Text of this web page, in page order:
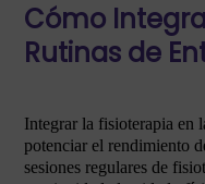
Cómo
Rutinas de
Integrar la fisioterapia en
potenciar el rendimiento
sesiones regulares de